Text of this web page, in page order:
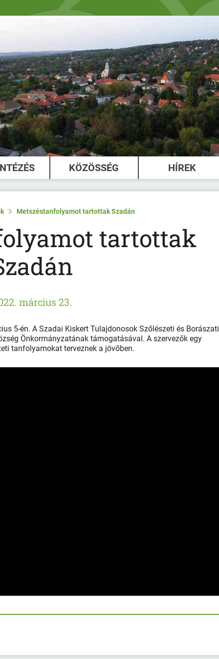
KÖZÖSSÉG HÍREK
Metszéstanfolyamot tartottak Szadán
tartottak
március 23.
5-én. A Szadai Kiskert Tulajdonosok Szőlészeti és Borászati
Önkormányzatának támogatásával. A szervezők egy
tanfolyamokat terveznek a jövőben.